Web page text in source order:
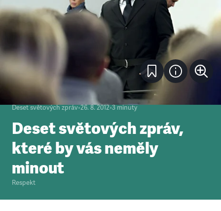
Deset světových zpráv•26. 8. 2012•3 minuty
Deset světových zpráv,
které by vás neměly
minout
Respekt